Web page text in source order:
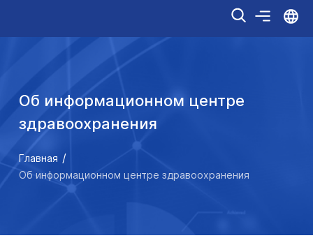
Об информационном центре
здравоохранения
Главная
Об информационном центре здравоохранения